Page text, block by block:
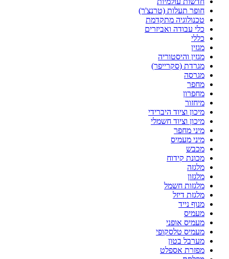
חופר תעלות (טרנצ'ר)
טכנולוגיה מתקדמת
כלי עבודה ואביזרים
כללי
מגזין
מגזין והיסטוריה
מגרדת (סקרייפר)
מגרסה
מחפר
מחפרון
מיחזור
מיכון וציוד היברידי
מיכון וציוד חשמלי
מיני מחפר
מיני מעמיס
מכבש
מכונת קידוח
מלגזה
מלגזון
מלגזות חשמל
מלגזת דיזל
מנוף נייד
מעמיס
מעמיס אופני
מעמיס טלסקופי
מערבל בטון
מפזרת אספלט